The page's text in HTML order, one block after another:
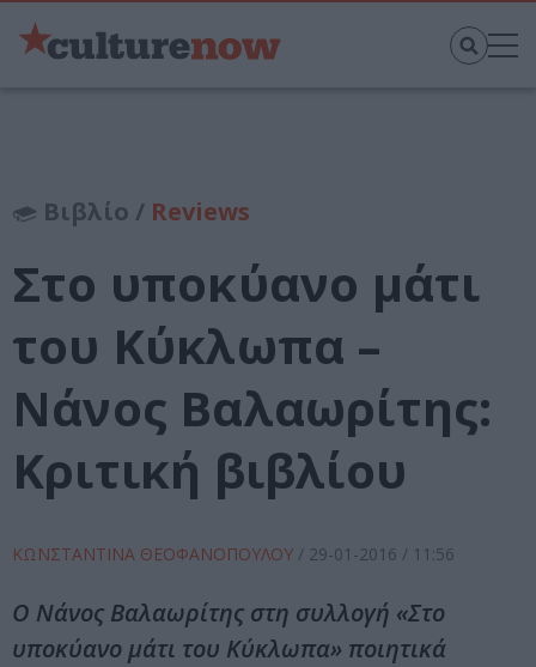
Βιβλίο / Reviews
Στο υποκύανο μάτι
του Κύκλωπα –
Νάνος Βαλαωρίτης:
Κριτική βιβλίου
ΚΩΝΣΤΑΝΤΙΝΑ ΘΕΟΦΑΝΟΠΟΥΛΟΥ / 29-01-2016 / 11:56
Ο Νάνος Βαλαωρίτης στη συλλογή «Στο
υποκύανο μάτι του Κύκλωπα» ποιητικά